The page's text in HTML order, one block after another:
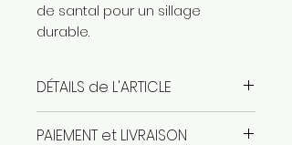
de santal pour un sillage
durable.
DÉTAILS de L'ARTICLE
PAIEMENT et LIVRAISON